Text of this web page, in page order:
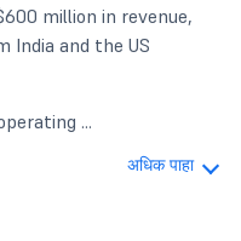
million in revenue,
and the US
...
अधिक पाहा